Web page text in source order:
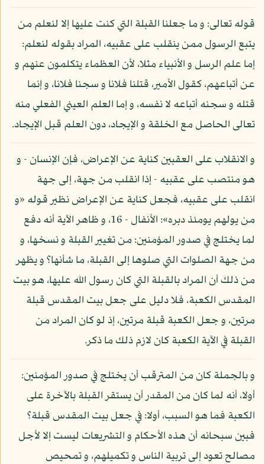
قوله تعالى: و ما جعلنا القبلة التي كنت عليها إلا لنعلم من
يتبع الرسول ممن ينقلب على عقبيه، المراد بقوله لنعلم:
إما علم الرسل و الأنبياء مثلا، لأن العظماء يتكلمون عنهم و
عن أتباعهم، كقول الأمير، قتلنا فلانا و سجنا فلانا، و إنما
قتله و سجنه أتباعه لا نفسه، و إما العلم العيني الفعلي منه
تعالى الحاصل مع الخلقة و الإيجاد، دون العلم قبل الإيجاد.
و الانقلاب على العقبين كناية عن الإعراض، فإن الإنسان - و
هو منتصب على عقبيه - إذا انقلب من جهة، إلى جهة
انقلب على عقبيه، فجعل كناية عن الإعراض نظير قوله «و
من يولهم يومئذ دبره»: الأنفال - 16، و ظاهر الآية أنه دفع
لما يختلج في صدور المؤمنين: من تغيير القبلة و نسخها، و
من جهة الصلوات التي صلوها إلى القبلة، ما شأنها؟ و يظهر
من ذلك أن المراد بالقبلة التي كان رسول الله عليها، هو بيت
المقدس الكعبة، فلا دليل على جعل بيت المقدس قبلة
مرتين، و جعل الكعبة قبلة مرتين، إذ لو كان المراد من
القبلة في الآية الكعبة كان لازم ذلك ما ذكر.
و بالجملة كان من المترقب أن يختلج في صدور المؤمنين:
أولا، أنه لما كان من المقدر أن يستقر القبلة بالآخرة على
الكعبة فما هو السبب، أولا: في جعل بيت المقدس قبلة؟
فبين سبحانه أن هذه الأحكام و التشريعات ليست إلا لأجل
مصالح تعود إلى تربية الناس و تكميلهم، و تمحيص